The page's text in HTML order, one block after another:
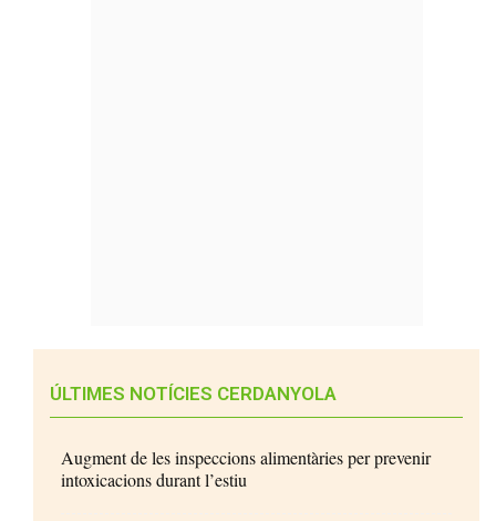
ÚLTIMES NOTÍCIES CERDANYOLA
Augment de les inspeccions alimentàries per prevenir
intoxicacions durant l’estiu